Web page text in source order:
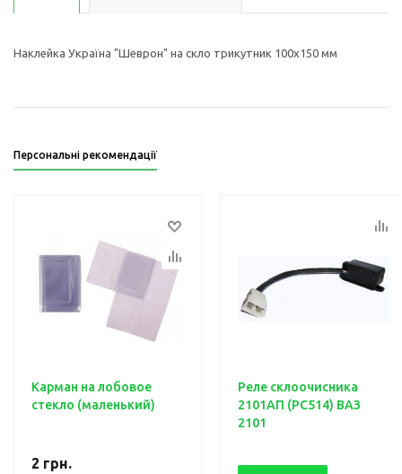
Наклейка Україна "Шеврон" на скло трикутник 100х150 мм
Персональні рекомендації
Карман на лобовое
стекло (маленький)
2 грн.
Реле склоочисника
2101АП (PC514) ВАЗ
2101